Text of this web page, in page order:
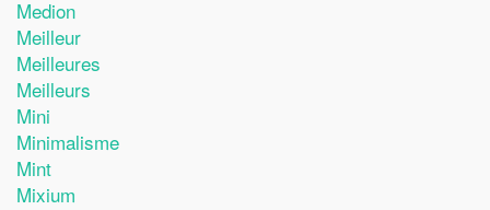
Medion
Meilleur
Meilleures
Meilleurs
Mini
Minimalisme
Mint
Mixium